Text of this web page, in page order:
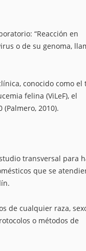
“Reacción en
o de su genoma,
conocido como el
felina (ViLeF), el
2010).
transversal para
que se
de cualquier raza,
o métodos de